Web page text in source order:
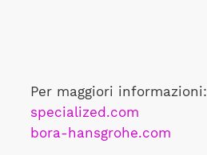
Per maggiori informazioni:
specialized.com
bora-hansgrohe.com